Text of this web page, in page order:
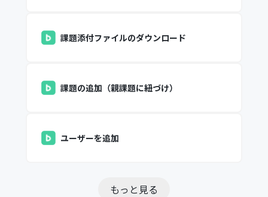
課題添付ファイルのダウンロード
課題の追加（親課題に紐づけ）
ユーザーを追加
もっと見る